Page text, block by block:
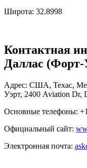
Широта: 32.8998
Контактная
Даллас (Форт-
Адрес: США, Техас,
Уэрт, 2400 Aviation Dr,
Основные телефоны:
Официальный сайт:
Электронная почта: